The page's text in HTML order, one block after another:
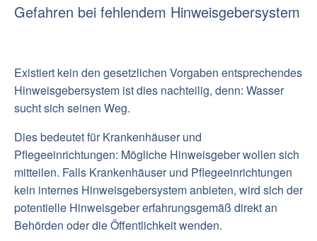
Gefahren bei fehlendem Hinweisgebersystem
Existiert kein den gesetzlichen Vorgaben entsprechendes
Hinweisgebersystem ist dies nachteilig, denn: Wasser
sucht sich seinen Weg.
Dies bedeutet für Krankenhäuser und
Pflegeeinrichtungen: Mögliche Hinweisgeber wollen sich
mitteilen. Falls Krankenhäuser und Pflegeeinrichtungen
kein internes Hinweisgebersystem anbieten, wird sich der
potentielle Hinweisgeber erfahrungsgemäß direkt an
Behörden oder die Öffentlichkeit wenden.